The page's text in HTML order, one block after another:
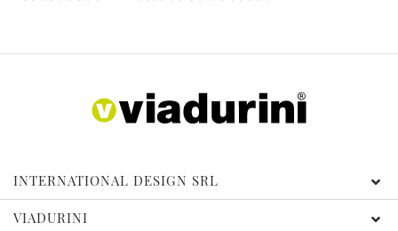
INTERNATIONAL DESIGN SRL
VIADURINI